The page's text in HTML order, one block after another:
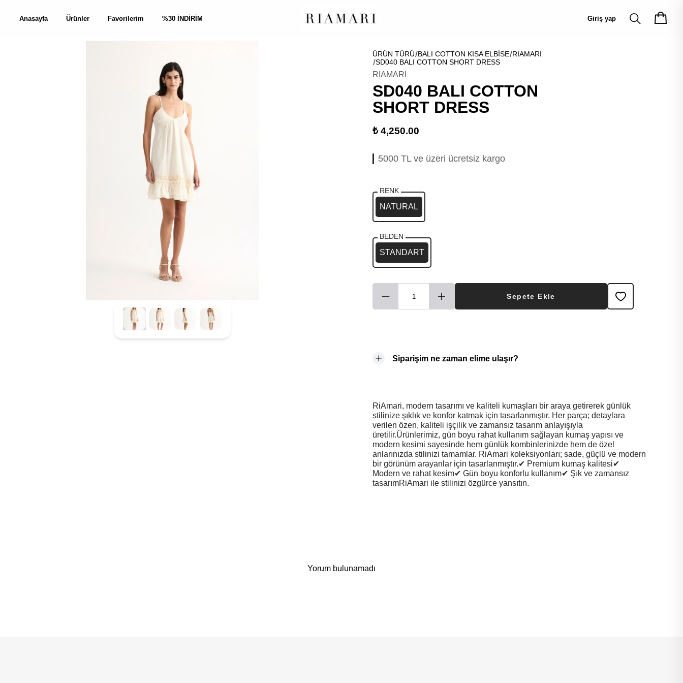
Anasayfa Ürünler Favorilerim %30 İNDİRİM Giriş yap
ÜRÜN TÜRÜ BALI COTTON KISA ELBİSE RIAMARI
SD040 BALI COTTON SHORT DRESS
RIAMARI
SD040 BALI COTTON
SHORT DRESS
₺ 4,250.00
5000 TL ve üzeri ücretsiz kargo
RENK
NATURAL
BEDEN
STANDART
Sepete Ekle
Siparişim ne zaman elime ulaşır?
RiAmari, modern tasarımı ve kaliteli kumaşları bir araya getirerek günlük
stilinize şıklık ve konfor katmak için tasarlanmıştır. Her parça; detaylara
verilen özen, kaliteli işçilik ve zamansız tasarım anlayışıyla
üretilir.Ürünlerimiz, gün boyu rahat kullanım sağlayan kumaş yapısı ve
modern kesimi sayesinde hem günlük kombinlerinizde hem de özel
anlarınızda stilinizi tamamlar. RiAmari koleksiyonları; sade, güçlü ve modern
bir görünüm arayanlar için tasarlanmıştır.✔ Premium kumaş kalitesi✔
Modern ve rahat kesim✔ Gün boyu konforlu kullanım✔ Şık ve zamansız
tasarımRiAmari ile stilinizi özgürce yansıtın.
Yorum bulunamadı